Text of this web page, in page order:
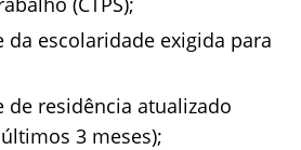
da escolaridade exigida para
de residência atualizado
3 meses);